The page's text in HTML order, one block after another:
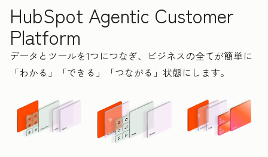
HubSpot Agentic Customer
Platform
データとツールを1つにつなぎ、ビジネスの全てが簡単に
「わかる」「できる」「つながる」状態にします。